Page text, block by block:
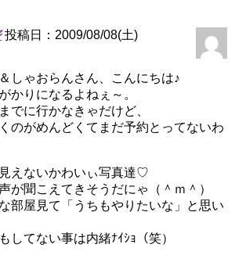
投稿日：2009/08/08(土)
しゃおらんさん、こんにちは♪
かりになるよねぇ～。
でに行かなきゃだけど、
のがめんどくてまだ予約とってないわ
えないかわいぃ写真達♡
が聞こえてきそうだにゃ（＾ｍ＾）
部屋見て「うちもやりたいな」と思い
してない事は内緒ﾅｲｼｮ（笑）